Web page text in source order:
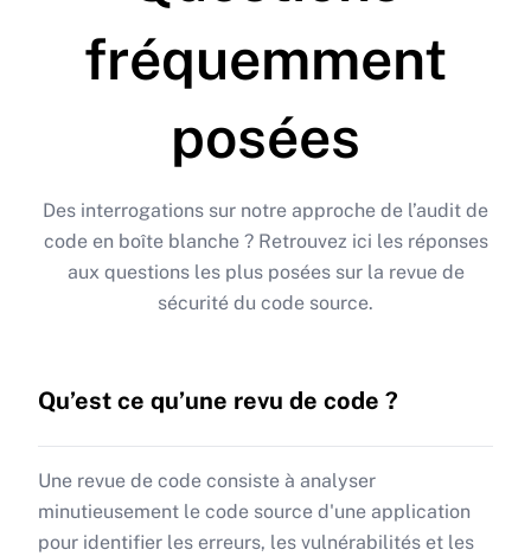
fréquemment
posées
Des interrogations sur notre approche de l’audit de
code en boîte blanche ? Retrouvez ici les réponses
aux questions les plus posées sur la revue de
sécurité du code source.
Qu’est ce qu’une revu de code ?
Une revue de code consiste à analyser
minutieusement le code source d'une application
pour identifier les erreurs, les vulnérabilités et les